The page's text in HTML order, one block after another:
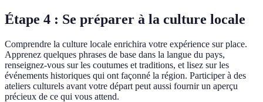
Étape 4 : Se préparer à la culture locale
Comprendre la culture locale enrichira votre expérience sur place.
Apprenez quelques phrases de base dans la langue du pays,
renseignez-vous sur les coutumes et traditions, et lisez sur les
événements historiques qui ont façonné la région. Participer à des
ateliers culturels avant votre départ peut aussi fournir un aperçu
précieux de ce qui vous attend.